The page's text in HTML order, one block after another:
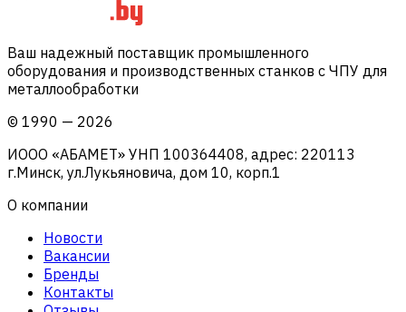
Ваш надежный поставщик промышленного
оборудования и производственных станков с ЧПУ для
металлообработки
© 1990 — 2026
ИООО «АБАМЕТ» УНП 100364408, адрес: 220113
г.Минск, ул.Лукьяновича, дом 10, корп.1
О компании
Новости
Вакансии
Бренды
Контакты